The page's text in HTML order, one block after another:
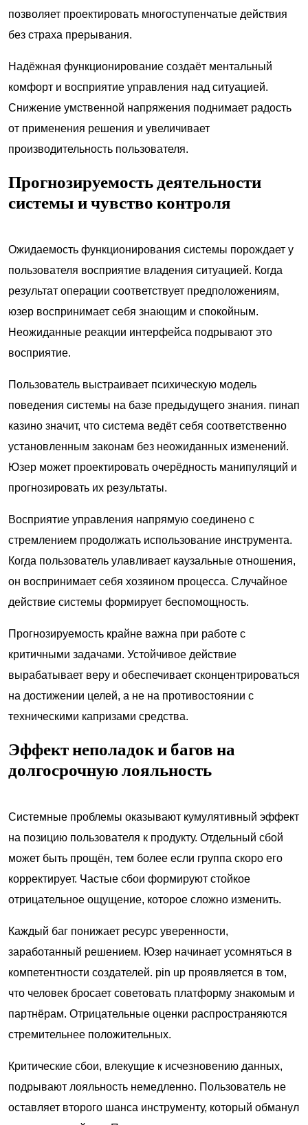
позволяет проектировать многоступенчатые действия
без страха прерывания.
Надёжная функционирование создаёт ментальный
комфорт и восприятие управления над ситуацией.
Снижение умственной напряжения поднимает радость
от применения решения и увеличивает
производительность пользователя.
Прогнозируемость деятельности
системы и чувство контроля
Ожидаемость функционирования системы порождает у
пользователя восприятие владения ситуацией. Когда
результат операции соответствует предположениям,
юзер воспринимает себя знающим и спокойным.
Неожиданные реакции интерфейса подрывают это
восприятие.
Пользователь выстраивает психическую модель
поведения системы на базе предыдущего знания. пинап
казино значит, что система ведёт себя соответственно
установленным законам без неожиданных изменений.
Юзер может проектировать очерёдность манипуляций и
прогнозировать их результаты.
Восприятие управления напрямую соединено с
стремлением продолжать использование инструмента.
Когда пользователь улавливает каузальные отношения,
он воспринимает себя хозяином процесса. Случайное
действие системы формирует беспомощность.
Прогнозируемость крайне важна при работе с
критичными задачами. Устойчивое действие
вырабатывает веру и обеспечивает сконцентрироваться
на достижении целей, а не на противостоянии с
техническими капризами средства.
Эффект неполадок и багов на
долгосрочную лояльность
Системные проблемы оказывают кумулятивный эффект
на позицию пользователя к продукту. Отдельный сбой
может быть прощён, тем более если группа скоро его
корректирует. Частые сбои формируют стойкое
отрицательное ощущение, которое сложно изменить.
Каждый баг понижает ресурс уверенности,
заработанный решением. Юзер начинает усомняться в
компетентности создателей. pin up проявляется в том,
что человек бросает советовать платформу знакомым и
партнёрам. Отрицательные оценки распространяются
стремительнее положительных.
Критические сбои, влекущие к исчезновению данных,
подрывают лояльность немедленно. Пользователь не
оставляет второго шанса инструменту, который обманул